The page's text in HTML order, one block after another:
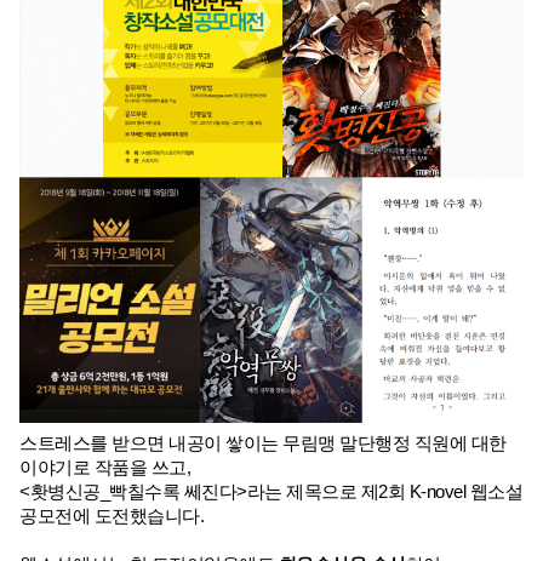
스트레스를 받으면 내공이 쌓이는 무림맹 말단행정 직원에 대한
이야기로 작품을 쓰고,
<홧병신공_빡칠수록 쎄진다>라는 제목으로 제2회 K-novel 웹소설
공모전에 도전했습니다.